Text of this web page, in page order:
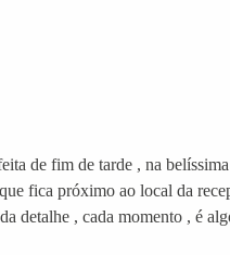
de fim de tarde , na
fica próximo ao local da
detalhe , cada momento , é